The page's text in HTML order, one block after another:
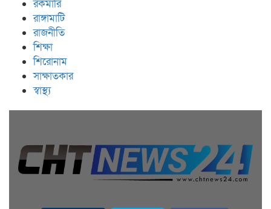
রকমারি
রাঙ্গামাটি
রাজনীতি
শিক্ষা
শিরোনাম
সাক্ষাতকার
স্বাস্থ্য